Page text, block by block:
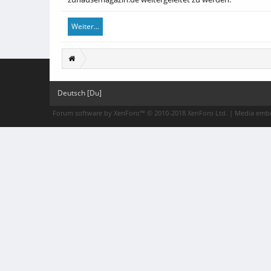
Weiter...
Deutsch [Du]
Forum software by XenForo™ © 2010-2018 XenForo Ltd. Media